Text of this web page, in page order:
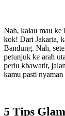
Nah, kalau mau ke
kok! Dari Jakarta,
Bandung. Nah,
petunjuk ke arah
perlu khawatir,
kamu pasti
5 Tips